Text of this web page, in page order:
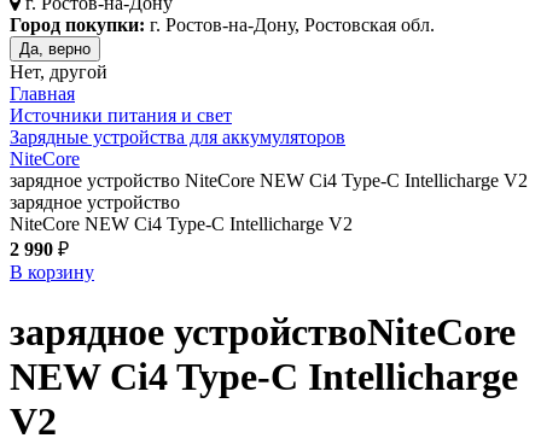
Город покупки: г. Ростов-на-Дону, Ростовская обл.
Да, верно
Нет, другой
Главная
Источники питания и свет
Зарядные устройства для аккумуляторов
NiteCore
зарядное устройство NiteCore NEW Ci4 Type-C Intellicharge V2
зарядное устройство
NiteCore NEW Ci4 Type-C Intellicharge V2
2 990 ₽
В корзину
зарядное устройствоNiteCore
NEW Ci4 Type-C Intellicharge
V2